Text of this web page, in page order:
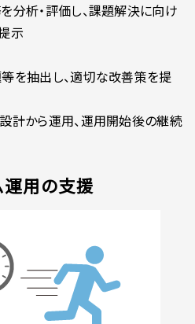
分析・評価し、課題解決に向け
示
を抽出し、適切な改善策を提
計から運用、運用開始後の継続
運用の支援